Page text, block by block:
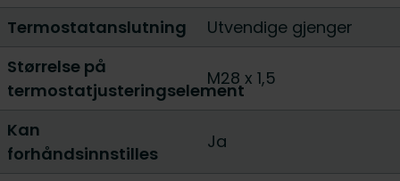
Termostatanslutning
Utvendige gjenger
Størrelse på
termostatjusteringselement
M28 x 1,5
Kan
forhåndsinnstilles
Ja